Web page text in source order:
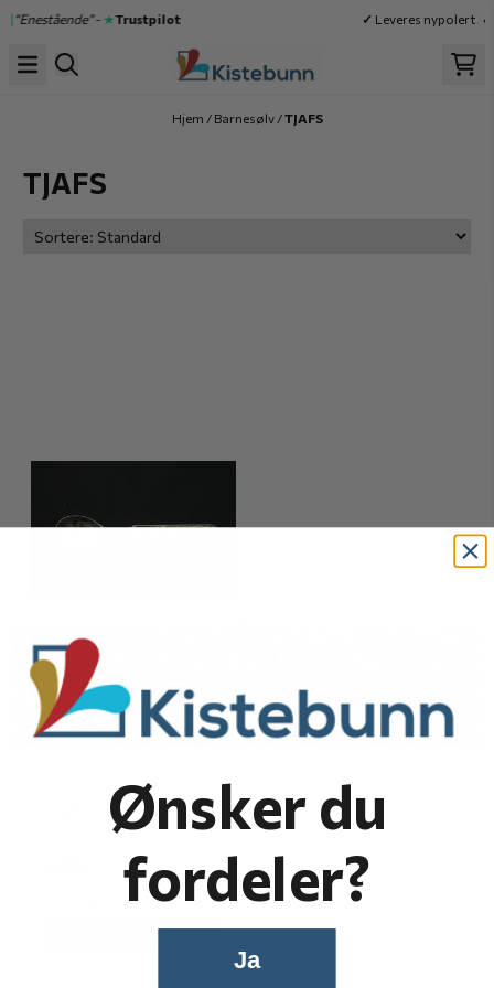
Hopp til innhold
“Enestående”-★Trustpilot ✓Leveres nypolert ✓
Hjem / Barnesølv /TJAFS
TJAFS
Tjafs babyskjeØnsker du
fordeler?
Ja